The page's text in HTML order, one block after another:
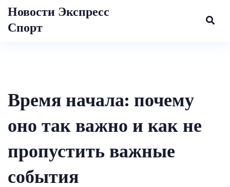
Новости Экспресс
Спорт
Время начала: почему
оно так важно и как не
пропустить важные
события